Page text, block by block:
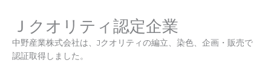
Ｊクオリティ認定企業
中野産業株式会社は、Jクオリティの編立、染色、企画・販売で
認証取得しました。